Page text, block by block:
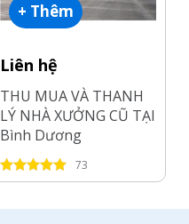
+ Thêm
Liên hệ
THU MUA VÀ THANH
LÝ NHÀ XƯỞNG CŨ TẠI
Bình Dương
73